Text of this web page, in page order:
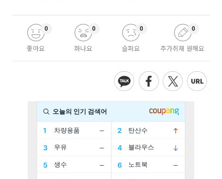
좋아요
0
화나요
0
슬퍼요
0
추가취재 원해요
0